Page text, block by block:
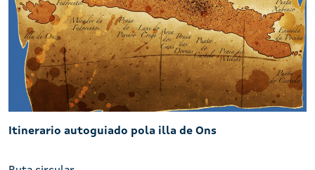
Itinerario autoguiado pola illa de Ons